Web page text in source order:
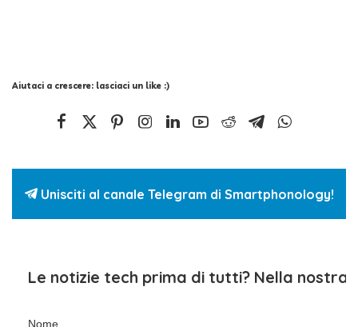
Aiutaci a crescere: lasciaci un like :)
Unisciti al canale Telegram di Smartphonology!
Le notizie tech prima di tutti? Nella nostra
Nome